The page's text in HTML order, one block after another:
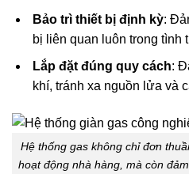
Bảo trì thiết bị định kỳ:
bị liên quan luôn trong tình
Lắp đặt đúng quy cách:
khí, tránh xa nguồn lửa và
Hệ thống gas không chỉ đơn
hoạt động nhà hàng, mà còn